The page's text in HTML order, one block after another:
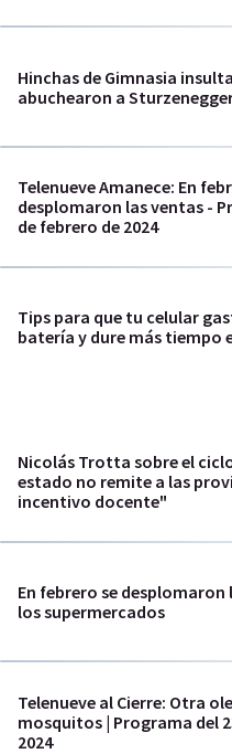
Hinchas de Gimnasia
abuchearon a
Telenueve Amanece: En
desplomaron las ventas -
de febrero de 2024
Tips para que tu celular
batería y dure más tiempo
Nicolás Trotta sobre el
estado no remite a las
incentivo docente"
En febrero se desplomaron
los supermercados
Telenueve al Cierre: Otra
mosquitos | Programa del
2024